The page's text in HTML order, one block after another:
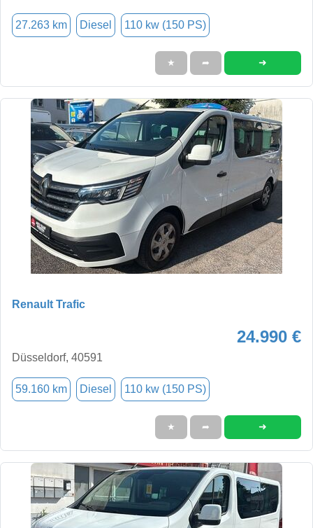
27.263 km Diesel 110 kw (150 PS)
★ ➦ ➜
Renault Trafic
24.990 €
Düsseldorf, 40591
59.160 km Diesel 110 kw (150 PS)
★ ➦ ➜